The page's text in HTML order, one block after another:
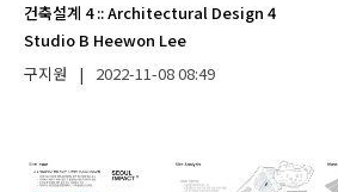
건축설계 4::Architectural Design 4
Studio B Heewon Lee
구지원
| 2022-11-0808:49